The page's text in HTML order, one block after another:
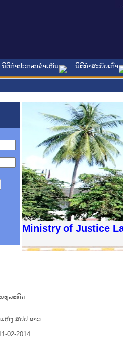
ນິຕິກໍາປະກອບຄໍາເຫັນ ນິຕິກໍາສະບັບເກົ່າ
Ministry of Justice
ທຸລະກິດ
ຫ່ງ ສປປ ລາວ
02-2014